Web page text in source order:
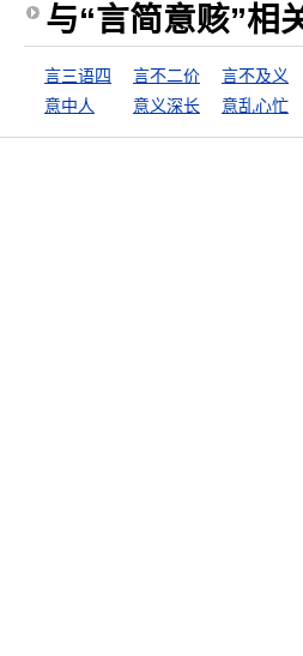
与“言简意赅”相
言三语四 言不二价 言不及义
意中人
意义深长 意乱心忙